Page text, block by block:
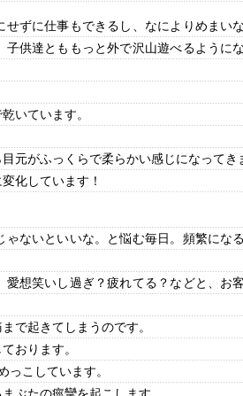
ずに仕事もできるし、なによりめまい
供達とももっと外で沢山遊べるように
いています。
元がふっくらで柔らかい感じになってき
化しています！
ないといいな。と悩む毎日。頻繁にな
想笑いし過ぎ？疲れてる？などと、お
で起きてしまうのです。
おります。
っこしています。
ぶたの痙攣を起こします。